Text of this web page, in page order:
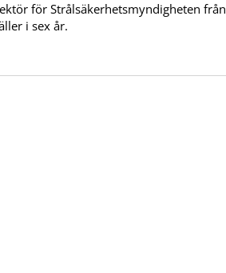
för Strålsäkerhetsmyndigheten från
i sex år.